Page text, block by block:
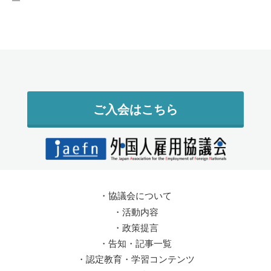
ご入会はこちら
・ 協議会について
・ 活動内容
・ 政策提言
・ 告知・記事一覧
・ 認定教育・学習コンテンツ